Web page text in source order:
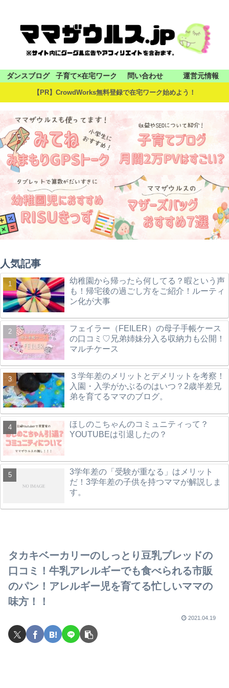
ダンスブログ 子育て×在宅ワーク 問い合わせ 運営元情報
【PR】CrowdWorks無料登録で在宅ワーク始めよう！
人気記事
幼稚園から帰ったら何してる？暇という声
も！帰宅後の過ごし方をご紹介！ルーティ
ン化が大事
フェイラー（FEILER）の母子手帳ケース
の口コミ♡兄弟姉妹分入る収納力も公開！
マルチケース
３学年差のメリットとデメリットを考察！
入園・入学がかぶるのはいつ？2歳半差兄
弟を育てるママのブログ。
ほしのこちゃんのコミュニティって？
YOUTUBEは引退したの？
3学年差の「受験が重なる」はメリット
だ！3学年差の子供を持つママが解説しま
す。
タカキベーカリーのしっとり豆乳ブレッドの
口コミ！牛乳アレルギーでも食べられる市販
のパン！アレルギー児を育てる忙しいママの
味方！！
2021.04.19